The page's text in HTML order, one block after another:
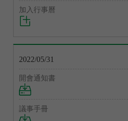
2022/05/31